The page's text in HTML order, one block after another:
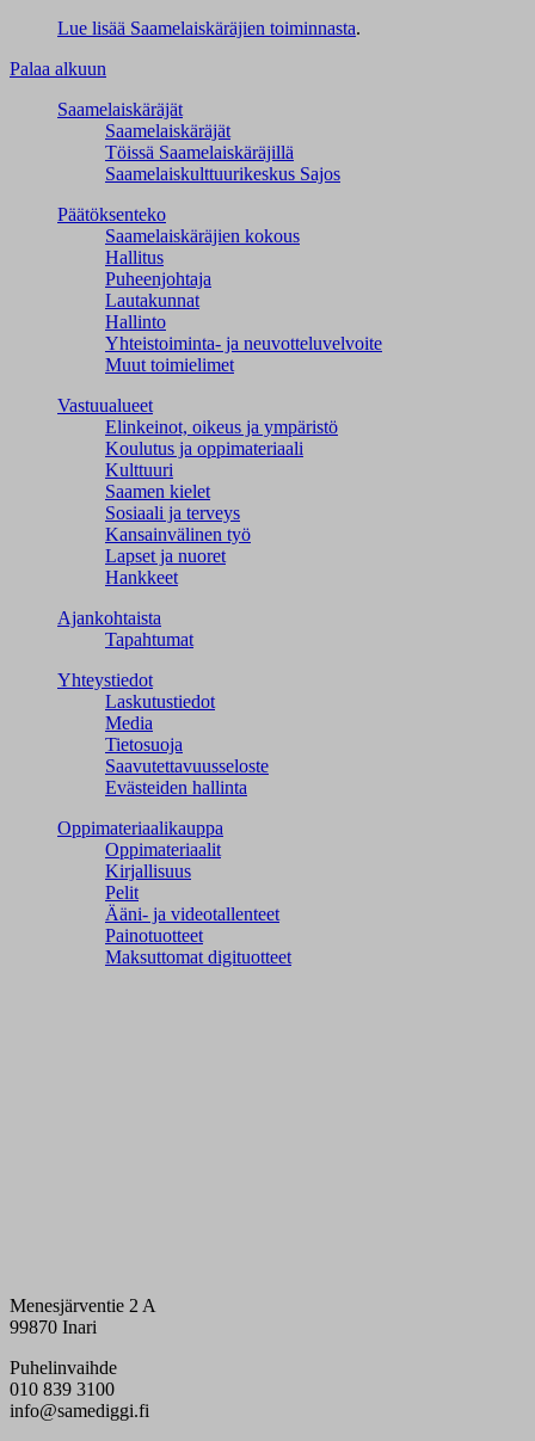
Lue lisää Saamelaiskäräjien toiminnasta.
Palaa alkuun
Saamelaiskäräjät
Saamelaiskäräjät
Töissä Saamelaiskäräjillä
Saamelaiskulttuuri­keskus Sajos
Päätöksenteko
Saamelaiskäräjien kokous
Hallitus
Puheenjohtaja
Lautakunnat
Hallinto
Yhteistoiminta- ja neuvotteluvelvoite
Muut toimielimet
Vastuualueet
Elinkeinot, oikeus ja ympäristö
Koulutus ja oppimateriaali
Kulttuuri
Saamen kielet
Sosiaali ja terveys
Kansainvälinen työ
Lapset ja nuoret
Hankkeet
Ajankohtaista
Tapahtumat
Yhteystiedot
Laskutustiedot
Media
Tietosuoja
Saavutettavuusseloste
Evästeiden hallinta
Oppimateriaalikauppa
Oppimateriaalit
Kirjallisuus
Pelit
Ääni- ja videotallenteet
Painotuotteet
Maksuttomat digituotteet
Menesjärventie 2 A
99870 Inari
Puhelinvaihde
010 839 3100
info@samediggi.fi